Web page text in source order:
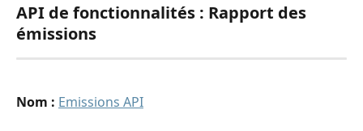
API de fonctionnalités : Rapport des
émissions
Nom : Emissions API